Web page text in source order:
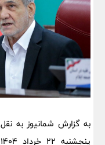
به گزارش شمانیوز به